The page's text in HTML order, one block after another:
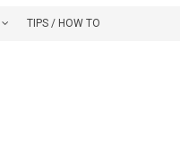
TIPS / HOW TO